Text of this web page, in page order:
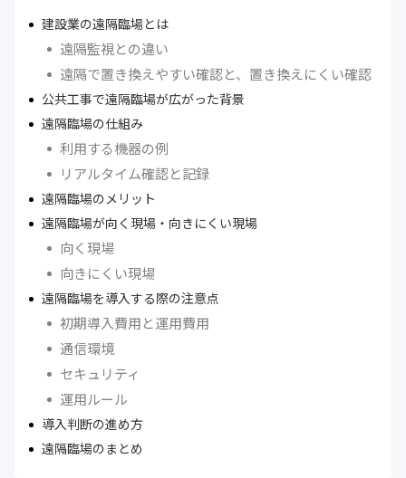
建設業の遠隔臨場とは
遠隔監視との違い
遠隔で置き換えやすい確認と、置き換えにくい確認
公共工事で遠隔臨場が広がった背景
遠隔臨場の仕組み
利用する機器の例
リアルタイム確認と記録
遠隔臨場のメリット
遠隔臨場が向く現場・向きにくい現場
向く現場
向きにくい現場
遠隔臨場を導入する際の注意点
初期導入費用と運用費用
通信環境
セキュリティ
運用ルール
導入判断の進め方
遠隔臨場のまとめ